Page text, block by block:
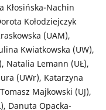
Kłosińska-Nachin
Kołodziejczyk
(UAM),
Kwiatkowska (UW),
Natalia Lemann (UŁ),
(UWr), Katarzyna
Majkowski (UJ),
Danuta Opacka-